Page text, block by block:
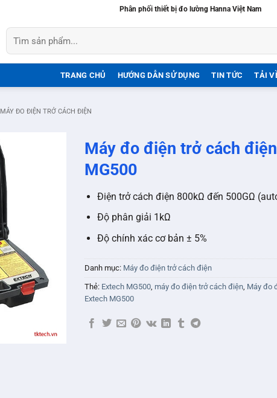
Phân phối thiết bị đo lường Hanna Việt Nam
Tìm
kiếm:
TRANG CHỦ HƯỚNG DẪN SỬ DỤNG TIN TỨC TẢI
MÁY ĐO ĐIỆN TRỞ CÁCH ĐIỆN
Máy đo điện trở cách
MG500
Điện trở cách điện 800kΩ đến 500GΩ
Độ phân giải 1kΩ
Độ chính xác cơ bản ± 5%
Danh mục: Máy đo điện trở cách điện
Thẻ: Extech MG500 máy đo điện trở cách điện Máy đo
Extech MG500